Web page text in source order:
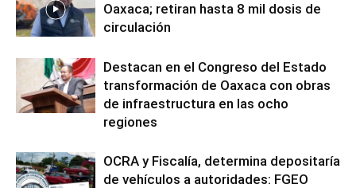
Oaxaca; retiran hasta 8 mil dosis de
circulación
Destacan en el Congreso del Estado
transformación de Oaxaca con obras
de infraestructura en las ocho
regiones
OCRA y Fiscalía, determina depositaría
de vehículos a autoridades: FGEO